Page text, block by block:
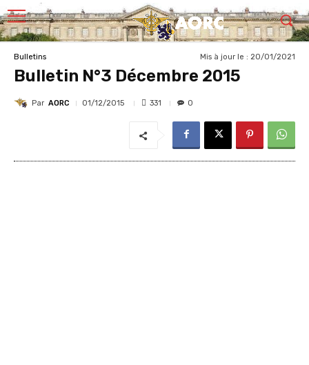
Bulletins Mis à jour le : 20/01/2021
Bulletin N°3 Décembre 2015
Par AORC 01/12/2015 331 0